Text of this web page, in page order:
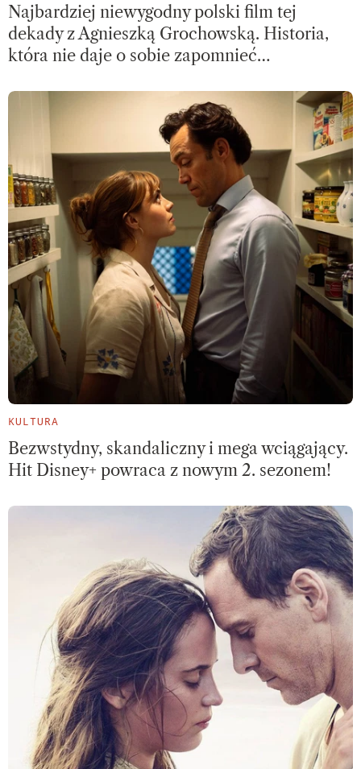
Najbardziej niewygodny polski film tej
dekady z Agnieszką Grochowską. Historia,
która nie daje o sobie zapomnieć…
KULTURA
Bezwstydny, skandaliczny i mega wciągający.
Hit Disney+ powraca z nowym 2. sezonem!